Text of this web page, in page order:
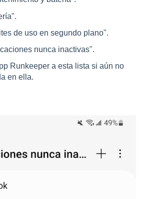
de uso en segundo plano".
nunca inactivas".
Runkeeper a esta lista si aún no
en ella.